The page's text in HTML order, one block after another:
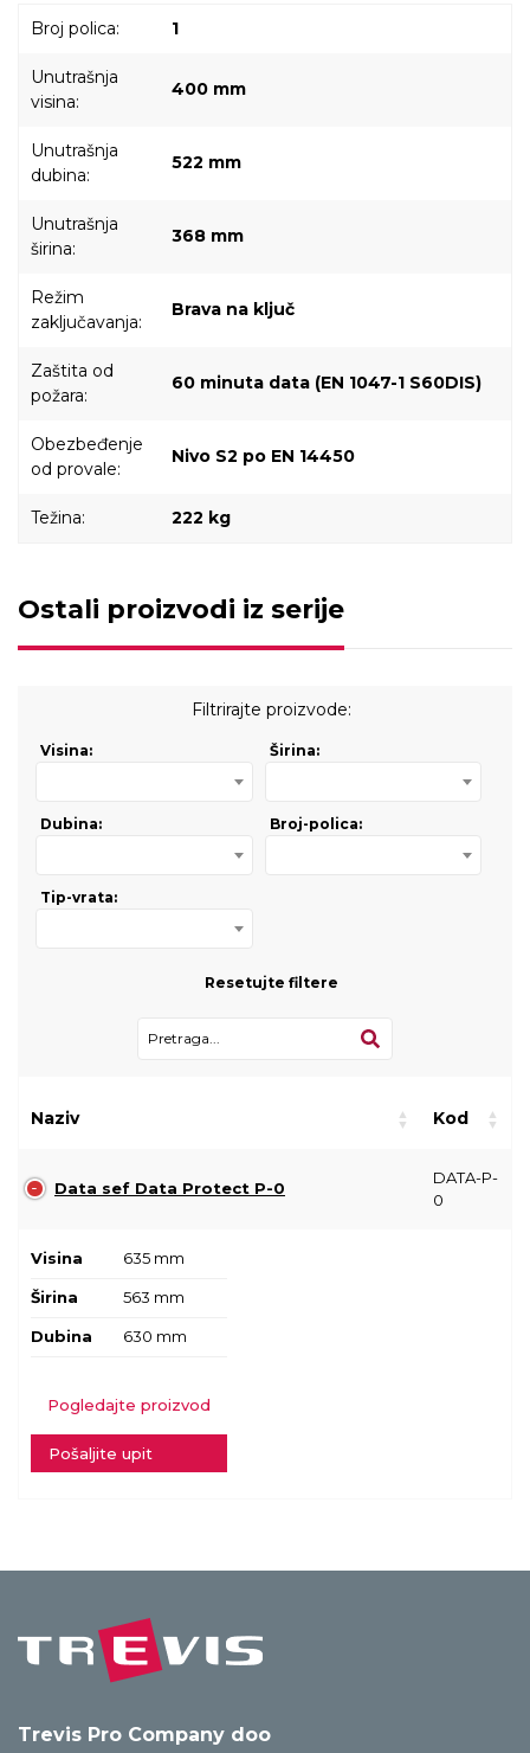
Broj polica: 1
Unutrašnja
visina:
400 mm
Unutrašnja
dubina:
522 mm
Unutrašnja
širina:
368 mm
Režim
zaključavanja:
Brava na ključ
Zaštita od
požara:
60 minuta data (EN 1047-1 S60DIS)
Obezbeđenje
od provale:
Nivo S2 po EN 14450
Težina: 222 kg
Ostali proizvodi iz serije
Filtrirajte proizvode:
Visina: Širina:
Dubina: Broj-polica:
Tip-vrata:
Resetujte filtere
Naziv Kod
Data sef Data Protect P-0
DATA-P-
0
Visina 635 mm
Širina 563 mm
Dubina 630 mm
Pogledajte proizvod
Pošaljite upit
Trevis Pro Company doo